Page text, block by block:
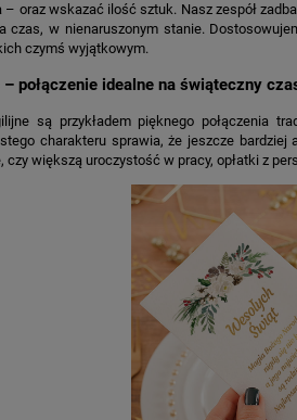
oraz wskazać ilość sztuk. Nasz zespół
czas, w nienaruszonym stanie.
czymś wyjątkowym.
połączenie idealne na świąteczny
są przykładem pięknego połączenia
charakteru sprawia, że jeszcze
czy większą uroczystość w pracy, opłatki z